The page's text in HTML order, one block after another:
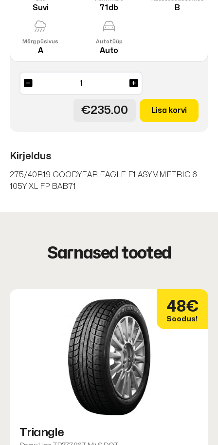
Suvi 71db B
Märg püsivus
A
Autotüüp
Auto
F1
ASYMMETRIC€235.00 Lisa korvi
Kirjeldus
275/40R19 GOODYEAR EAGLE F1 ASYMMETRIC 6
105Y XL FP BAB71
Sarnased tooted
48€
Soodus!
Triangle